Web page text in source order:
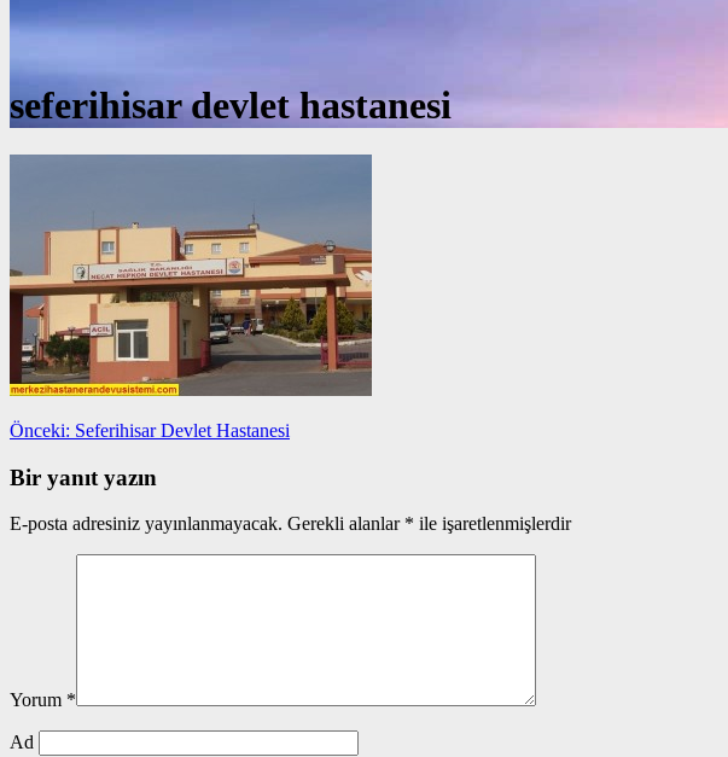
seferihisar devlet hastanesi
Yazı
gezinmesi
Önceki: Önceki
Seferihisar Devlet Hastanesi
Bir yanıt yazın
E-posta adresiniz yayınlanmayacak. Gerekli alanlar * ile işaretlenmişlerdir
Yorum *
Ad